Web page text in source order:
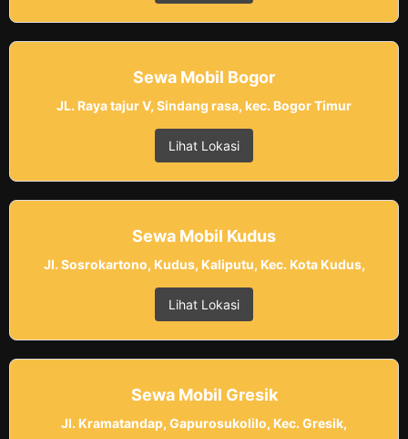
Sewa Mobil Bogor
JL. Raya tajur V, Sindang rasa, kec. Bogor Timur
Lihat Lokasi
Sewa Mobil Kudus
Jl. Sosrokartono, Kudus, Kaliputu, Kec. Kota Kudus,
Lihat Lokasi
Sewa Mobil Gresik
Jl. Kramatandap, Gapurosukolilo, Kec. Gresik,